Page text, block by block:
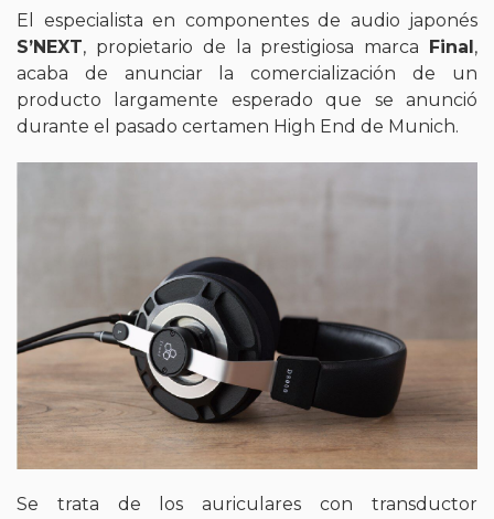
El especialista en componentes de audio japonés
S’NEXT, propietario de la prestigiosa marca Final,
acaba de anunciar la comercialización de un
producto largamente esperado que se anunció
durante el pasado certamen High End de Munich.
Se trata de los auriculares con transductor